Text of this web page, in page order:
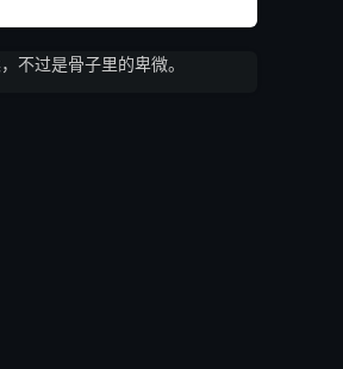
不过是骨子里的卑微。